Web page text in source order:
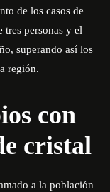
de los casos de
tres personas y el
superando así los
región.
con
cristal
a la población